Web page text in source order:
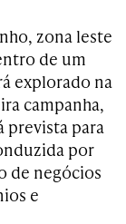
zona leste
de um
explorado na
campanha,
prevista para
por
de negócios
e